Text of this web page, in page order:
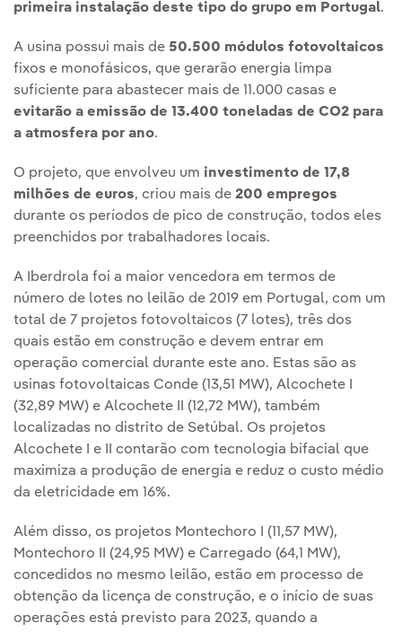
primeira instalação deste tipo do grupo em Portugal.
A usina possui mais de 50.500 módulos fotovoltaicos
fixos e monofásicos, que gerarão energia limpa
suficiente para abastecer mais de 11.000 casas e
evitarão a emissão de 13.400 toneladas de CO2 para
a atmosfera por ano.
O projeto, que envolveu um investimento de 17,8
milhões de euros, criou mais de 200 empregos
durante os períodos de pico de construção, todos eles
preenchidos por trabalhadores locais.
A Iberdrola foi a maior vencedora em termos de
número de lotes no leilão de 2019 em Portugal, com um
total de 7 projetos fotovoltaicos (7 lotes), três dos
quais estão em construção e devem entrar em
operação comercial durante este ano. Estas são as
usinas fotovoltaicas Conde (13,51 MW), Alcochete I
(32,89 MW) e Alcochete II (12,72 MW), também
localizadas no distrito de Setúbal. Os projetos
Alcochete I e II contarão com tecnologia bifacial que
maximiza a produção de energia e reduz o custo médio
da eletricidade em 16%.
Além disso, os projetos Montechoro I (11,57 MW),
Montechoro II (24,95 MW) e Carregado (64,1 MW),
concedidos no mesmo leilão, estão em processo de
obtenção da licença de construção, e o início de suas
operações está previsto para 2023, quando a